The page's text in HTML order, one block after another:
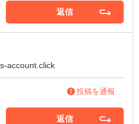
返信
account.click
投稿を通報
返信